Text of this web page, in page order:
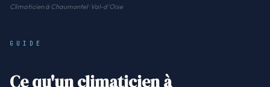
Climaticien à Chaumontel · Val-d'Oise
GUIDE
Ce qu'un climaticien à